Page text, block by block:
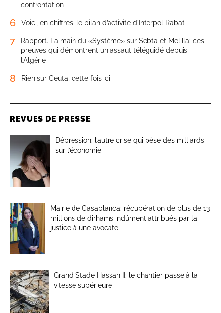
confrontation
6 Voici, en chiffres, le bilan d’activité d’Interpol Rabat
7
Rapport. La main du «Système» sur Sebta et Melilla: ces
preuves qui démontrent un assaut téléguidé depuis
l’Algérie
8 Rien sur Ceuta, cette fois-ci
REVUES DE PRESSE
Dépression: l’autre crise qui pèse des milliards
sur l’économie
Mairie de Casablanca: récupération de plus de 13
millions de dirhams indûment attribués par la
justice à une avocate
Grand Stade Hassan II: le chantier passe à la
vitesse supérieure